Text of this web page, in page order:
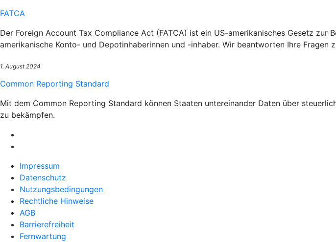
FATCA
Der Foreign Account Tax Compliance Act (FATCA) ist ein US-amerikanisches Gesetz
amerikanische Konto- und Depotinhaberinnen und -inhaber. Wir beantworten Ihre Fragen
1. August 2024
Common Reporting Standard
Mit dem Common Reporting Standard können Staaten untereinander Daten über
zu bekämpfen.
Impressum
Datenschutz
Nutzungsbedingungen
Rechtliche Hinweise
AGB
Barrierefreiheit
Fernwartung